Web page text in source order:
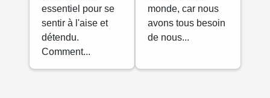
essentiel pour se
sentir à l'aise et
détendu.
Comment...
monde, car nous
avons tous besoin
de nous...